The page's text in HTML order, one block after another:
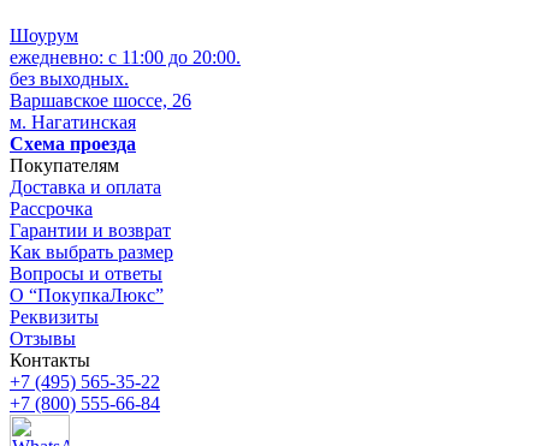
Шоурум
ежедневно: с 11:00 до 20:00.
без выходных.
Варшавское шоссе, 26
м. Нагатинская
Схема проезда
Покупателям
Доставка и оплата
Рассрочка
Гарантии и возврат
Как выбрать размер
Вопросы и ответы
О “ПокупкаЛюкс”
Реквизиты
Отзывы
Контакты
+7 (495) 565-35-22
+7 (800) 555-66-84